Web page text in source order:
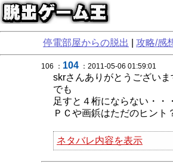
停電部屋からの脱出 攻略/感
106 ： 104 ：2011-05-06 01:59:01
skrさんありがとうございま
でも
足すと４桁にならない・・・
ＰＣや画鋲はただのヒント
ネタバレ内容を表示